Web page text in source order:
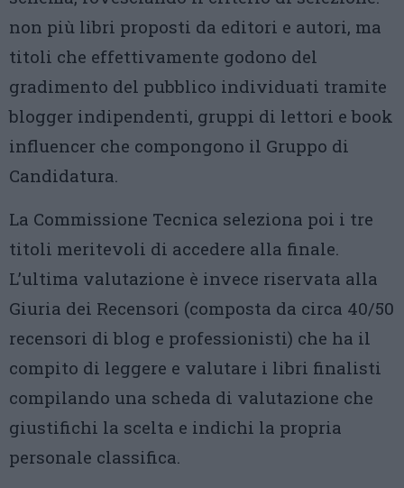
non più libri proposti da editori e autori, ma
titoli che effettivamente godono del
gradimento del pubblico individuati tramite
blogger indipendenti, gruppi di lettori e book
influencer che compongono il Gruppo di
Candidatura.
La Commissione Tecnica seleziona poi i tre
titoli meritevoli di accedere alla finale.
L’ultima valutazione è invece riservata alla
Giuria dei Recensori (composta da circa 40/50
recensori di blog e professionisti) che ha il
compito di leggere e valutare i libri finalisti
compilando una scheda di valutazione che
giustifichi la scelta e indichi la propria
personale classifica.